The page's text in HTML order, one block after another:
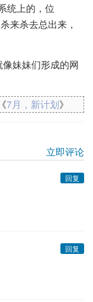
统上的，位
来杀去总出来，
妹妹们形成的网
7月，新计划》
立即评论
回复
回复